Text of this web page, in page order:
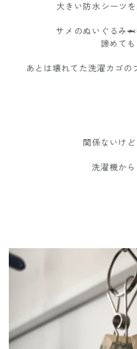
大きい防水シーツを
サメのぬいぐるみ
諦めて
あとは壊れてた洗濯カゴ
関係ないけ
洗濯機か